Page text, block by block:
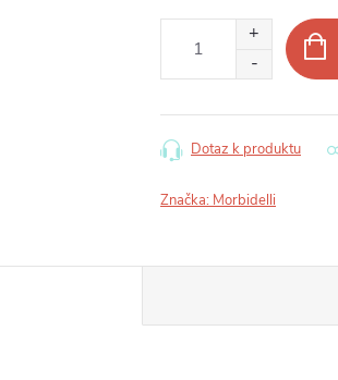
Dotaz k produktu
Značka: Morbidelli